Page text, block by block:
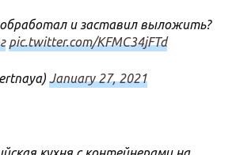
и заставил выложить?
pic.twitter.com/KFMC34jFTd
January 27, 2021